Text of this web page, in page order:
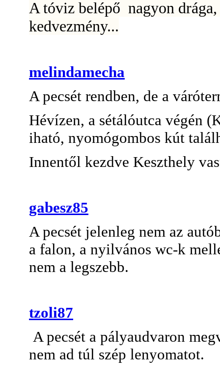
A tóviz belépő nagyon
kedvezmény...
melindamecha
A pecsét rendben, de a
Hévízen, a sétálóutca végén
iható, nyomógombos kút
Innentől kezdve Keszthely
gabesz85
A pecsét jelenleg nem az
a falon, a nyilvános wc-k
nem a legszebb.
tzoli87
A pecsét a pályaudvaron
nem ad túl szép lenyomatot.